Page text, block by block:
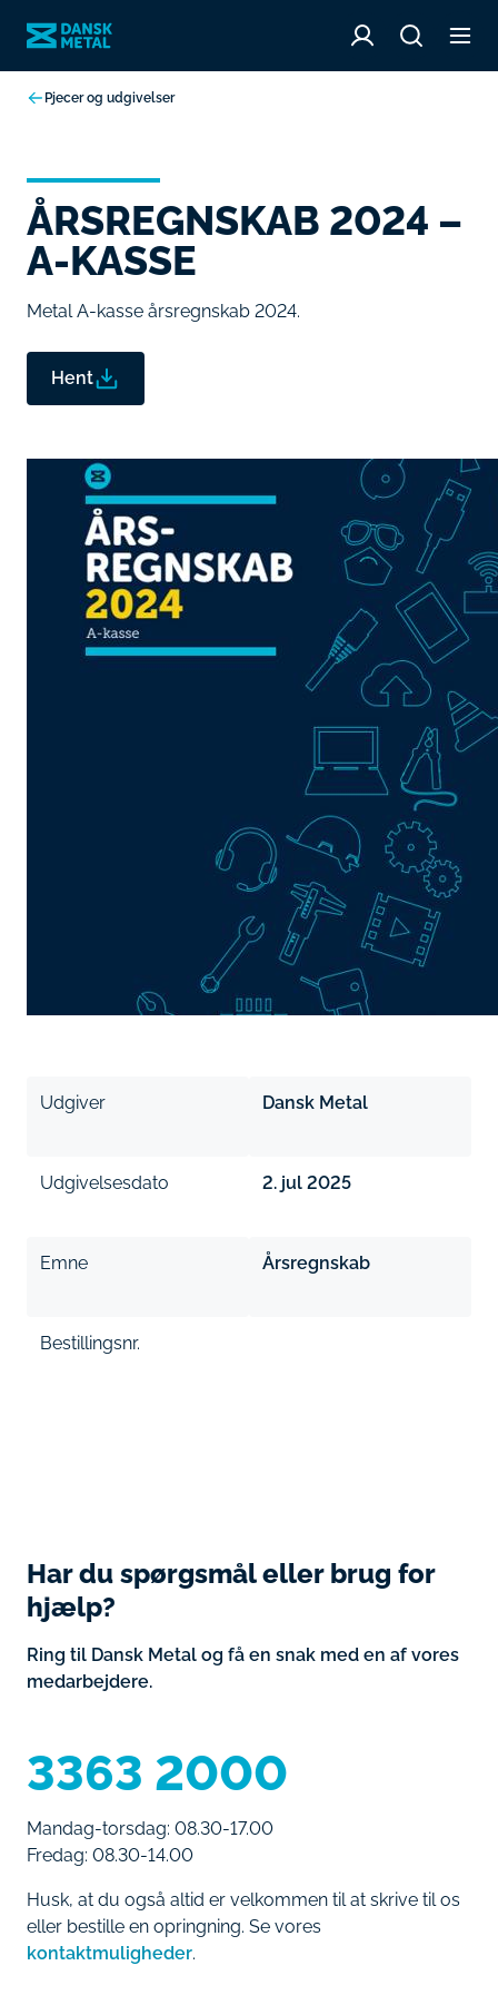
Pjecer og udgivelser
ÅRSREGNSKAB 2024 –
A-KASSE
Metal A-kasse årsregnskab 2024.
Hent
Udgiver Dansk Metal
Udgivelsesdato 2. jul 2025
Emne Årsregnskab
Bestillingsnr.
Har du spørgsmål eller brug for
hjælp?
Ring til Dansk Metal og få en snak med en af vores
medarbejdere.
3363 2000
Mandag-torsdag: 08.30-17.00
Fredag: 08.30-14.00
Husk, at du også altid er velkommen til at skrive til os
eller bestille en opringning. Se vores
kontaktmuligheder.